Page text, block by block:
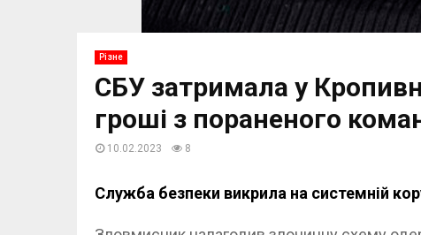
Різне
СБУ затримала у
гроші з пораненого
10.02.2023 8
Служба безпеки викрила на системній